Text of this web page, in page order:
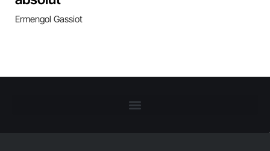
Ermengol Gassiot